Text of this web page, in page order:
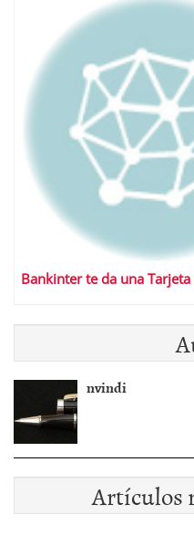
Bankinter te da una
nvindi
Artículos